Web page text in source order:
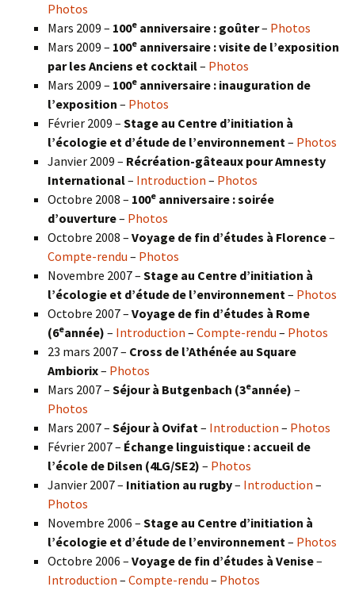
Photos
Mars 2009 – 100e anniversaire : goûter– Photos
Mars 2009 – 100e anniversaire : visite de l’exposition
par les Anciens et cocktail– Photos
Mars 2009 – 100e anniversaire : inauguration de
l’exposition – Photos
Février 2009 – Stage au Centre d’initiation à
l’écologie et d’étude de l’environnement– Photos
Janvier 2009 – Récréation-gâteaux pour Amnesty
International– Introduction – Photos
Octobre 2008 – 100e anniversaire : soirée
d’ouverture– Photos
Octobre 2008 – Voyage de fin d’études à Florence–
Compte-rendu – Photos
Novembre 2007 – Stage au Centre d’initiation à
l’écologie et d’étude de l’environnement– Photos
Octobre 2007 – Voyage de fin d’études à Rome
(6eannée) – Introduction – Compte-rendu – Photos
23 mars 2007 – Cross de l’Athénée au Square
Ambiorix– Photos
Mars 2007 – Séjour à Butgenbach (3eannée) –
Photos
Mars 2007 – Séjour à Ovifat– Introduction – Photos
Février 2007 – Échange linguistique : accueil de
l’école de Dilsen (4LG/SE2) – Photos
Janvier 2007 – Initiation au rugby– Introduction –
Photos
Novembre 2006 – Stage au Centre d’initiation à
l’écologie et d’étude de l’environnement– Photos
Octobre 2006 – Voyage de fin d’études à Venise–
Introduction – Compte-rendu – Photos